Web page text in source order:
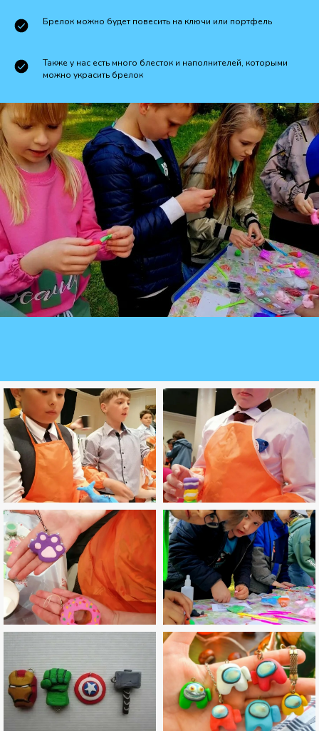
Брелок можно будет повесить на ключи или портфель
Также у нас есть много блесток и наполнителей, которыми
можно украсить брелок